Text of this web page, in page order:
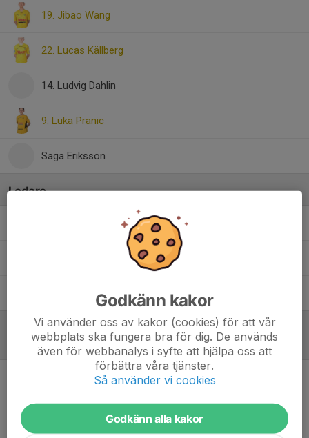
19. Jibao Wang
22. Lucas Källberg
14. Ludvig Dahlin
9. Luka Pranic
Saga Eriksson
Ledare
Tränare
Jörgen JohanssonTränare
Sinisa PranicTränare
Referat
Godkänn kakor
Vi använder oss av kakor (cookies) för att vår
webbplats ska fungera bra för dig. De används
även för webbanalys i syfte att hjälpa oss att
förbättra våra tjänster.
Så använder vi cookies
Godkänn alla kakor